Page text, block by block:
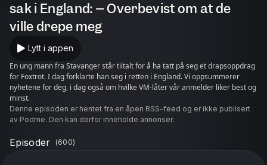
sak i England: – Overbevist om at de
ville drepe meg
Lytt i appen
En ung mann fra Stavanger står tiltalt for å ha tatt på seg et drapsoppdrag
for Foxtrot. I dag forklarte han seg i retten i England. Vi oppsummerer
nyhetene for deg, i dag også om hvilke VM-låter vår anmelder liker best og
minst.
Denne episoden er hentet fra en åpen RSS-feed og er ikke publisert
av Podme. Den kan derfor inneholde annonser.
Episoder (600)